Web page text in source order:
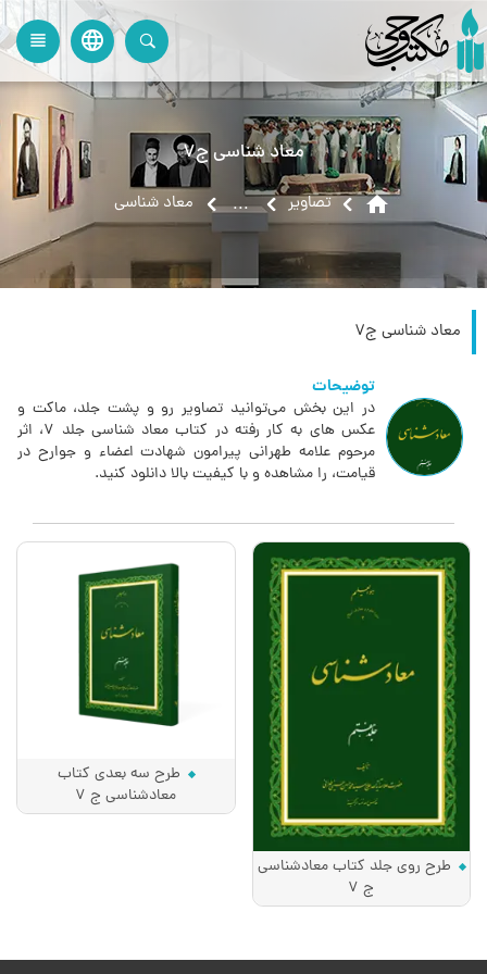
language
view_headline
معاد شناسی ج7
home تصاویر ... معاد شناسی
معاد شناسی ج7
توضیحات
در این بخش می‌توانید تصاویر رو و پشت جلد، ماکت و
عکس های به کار رفته در کتاب معاد شناسی جلد 7، اثر
مرحوم علامه طهرانی پیرامون شهادت اعضاء و جوارح در
قیامت، را مشاهده و با کیفیت بالا دانلود کنید.
طرح روی جلد کتاب معادشناسی
ج 7
طرح سه بعدی کتاب
معادشناسی ج 7